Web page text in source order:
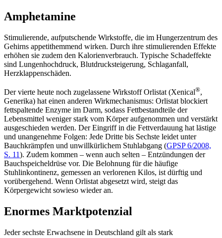
Amphetamine
Stimulierende, aufputschende Wirkstoffe, die im Hungerzentrum des
Gehirns appetithemmend wirken. Durch ihre stimulierenden Effekte
erhöhen sie zudem den Kalorienverbrauch. Typische Schadeffekte
sind Lungenhochdruck, Blutdrucksteigerung, Schlaganfall,
Herzklappenschäden.
Der vierte heute noch zugelassene Wirkstoff Orlistat (Xenical®,
Generika) hat einen anderen Wirkmechanismus: Orlistat blockiert
fettspaltende Enzyme im Darm, sodass Fettbestandteile der
Lebensmittel weniger stark vom Körper aufgenommen und verstärkt
ausgeschieden werden. Der Eingriff in die Fettverdauung hat lästige
und unangenehme Folgen: Jede Dritte bis Sechste leidet unter
Bauchkrämpfen und unwillkürlichem Stuhlabgang (GPSP 6/2008,
S. 11). Zudem kommen – wenn auch selten – Entzündungen der
Bauchspeicheldrüse vor. Die Belohnung für die häufige
Stuhlinkontinenz, gemessen an verlorenen Kilos, ist dürftig und
vorübergehend. Wenn Orlistat abgesetzt wird, steigt das
Körpergewicht sowieso wieder an.
Enormes Marktpotenzial
Jeder sechste Erwachsene in Deutschland gilt als stark